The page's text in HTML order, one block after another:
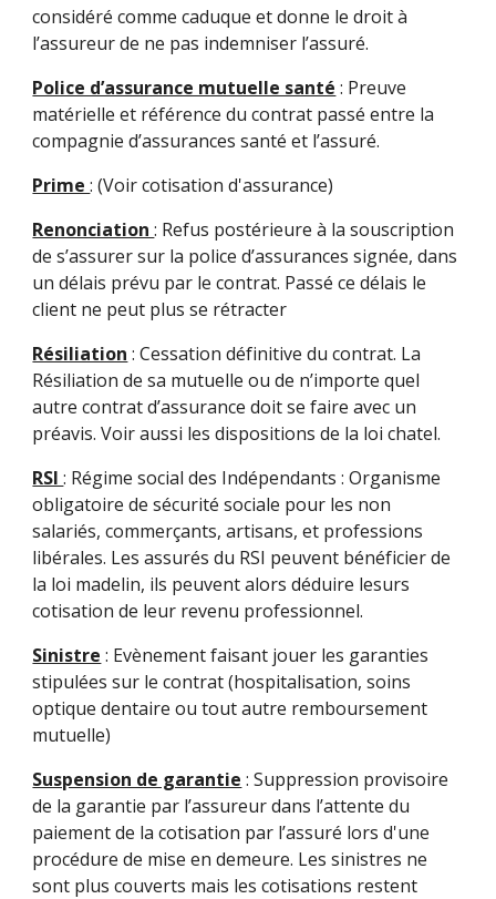
considéré comme caduque et donne le droit à
l’assureur de ne pas indemniser l’assuré.
Police d’assurance mutuelle santé : Preuve
matérielle et référence du contrat passé entre la
compagnie d’assurances santé et l’assuré.
Prime: (Voir cotisation d'assurance)
Renonciation: Refus postérieure à la souscription
de s’assurer sur la police d’assurances signée, dans
un délais prévu par le contrat. Passé ce délais le
client ne peut plus se rétracter
Résiliation : Cessation définitive du contrat. La
Résiliation de sa mutuelle ou de n’importe quel
autre contrat d’assurance doit se faire avec un
préavis. Voir aussi les dispositions de la loi chatel.
RSI: Régime social des Indépendants : Organisme
obligatoire de sécurité sociale pour les non
salariés, commerçants, artisans, et professions
libérales. Les assurés du RSI peuvent bénéficier de
la loi madelin, ils peuvent alors déduire lesurs
cotisation de leur revenu professionnel.
Sinistre : Evènement faisant jouer les garanties
stipulées sur le contrat (hospitalisation, soins
optique dentaire ou tout autre remboursement
mutuelle)
Suspension de garantie : Suppression provisoire
de la garantie par l’assureur dans l’attente du
paiement de la cotisation par l’assuré lors d'une
procédure de mise en demeure. Les sinistres ne
sont plus couverts mais les cotisations restent